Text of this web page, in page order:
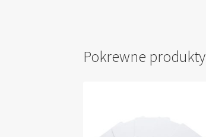
Pokrewne produkty